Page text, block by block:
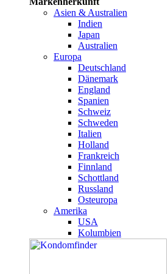
Asien & Australien
Indien
Japan
Australien
Europa
Deutschland
Dänemark
England
Spanien
Schweiz
Schweden
Italien
Holland
Frankreich
Finnland
Schottland
Russland
Osteuropa
Amerika
USA
Kolumbien